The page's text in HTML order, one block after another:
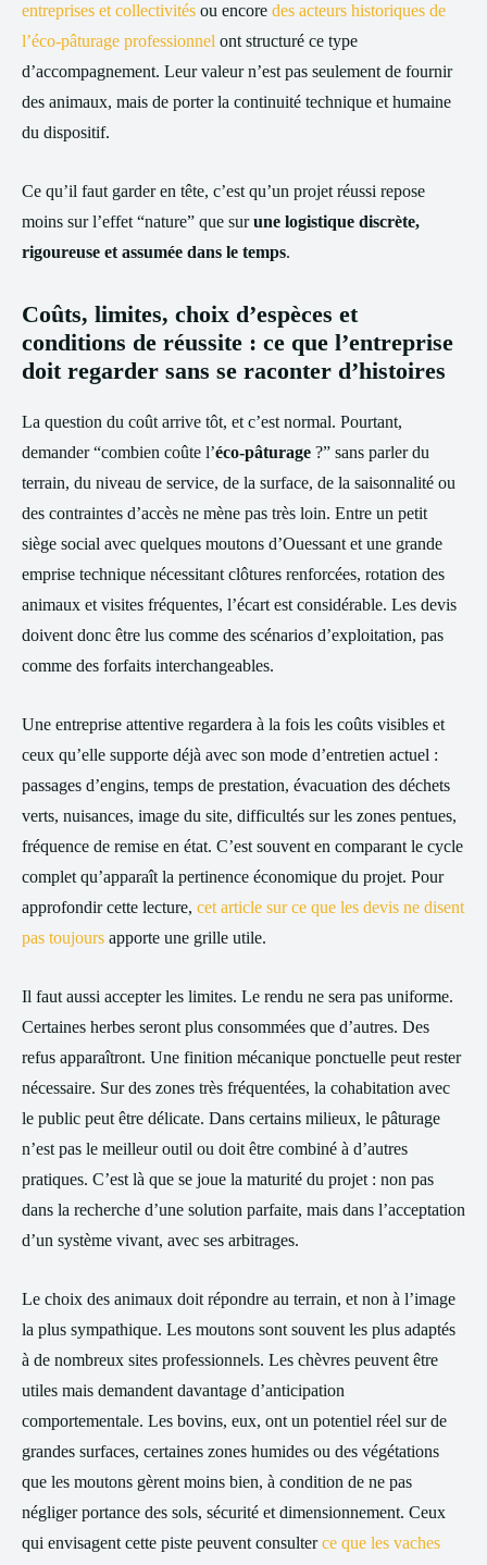
entreprises et collectivités ou encore des acteurs historiques de
l’éco-pâturage professionnel ont structuré ce type
d’accompagnement. Leur valeur n’est pas seulement de fournir
des animaux, mais de porter la continuité technique et humaine
du dispositif.
Ce qu’il faut garder en tête, c’est qu’un projet réussi repose
moins sur l’effet “nature” que surune logistique discrète,
rigoureuse et assumée dans le temps.
Coûts, limites, choix d’espèces et
conditions de réussite : ce que l’entreprise
doit regarder sans se raconter d’histoires
La question du coût arrive tôt, et c’est normal. Pourtant,
demander “combien coûte l’éco-pâturage ?” sans parler du
terrain, du niveau de service, de la surface, de la saisonnalité ou
des contraintes d’accès ne mène pas très loin. Entre un petit
siège social avec quelques moutons d’Ouessant et une grande
emprise technique nécessitant clôtures renforcées, rotation des
animaux et visites fréquentes, l’écart est considérable. Les devis
doivent donc être lus comme des scénarios d’exploitation, pas
comme des forfaits interchangeables.
Une entreprise attentive regardera à la fois les coûts visibles et
ceux qu’elle supporte déjà avec son mode d’entretien actuel :
passages d’engins, temps de prestation, évacuation des déchets
verts, nuisances, image du site, difficultés sur les zones pentues,
fréquence de remise en état. C’est souvent en comparant le cycle
complet qu’apparaît la pertinence économique du projet. Pour
approfondir cette lecture, cet article sur ce que les devis ne disent
pas toujours apporte une grille utile.
Il faut aussi accepter les limites. Le rendu ne sera pas uniforme.
Certaines herbes seront plus consommées que d’autres. Des
refus apparaîtront. Une finition mécanique ponctuelle peut rester
nécessaire. Sur des zones très fréquentées, la cohabitation avec
le public peut être délicate. Dans certains milieux, le pâturage
n’est pas le meilleur outil ou doit être combiné à d’autres
pratiques. C’est là que se joue la maturité du projet : non pas
dans la recherche d’une solution parfaite, mais dans l’acceptation
d’un système vivant, avec ses arbitrages.
Le choix des animaux doit répondre au terrain, et non à l’image
la plus sympathique. Les moutons sont souvent les plus adaptés
à de nombreux sites professionnels. Les chèvres peuvent être
utiles mais demandent davantage d’anticipation
comportementale. Les bovins, eux, ont un potentiel réel sur de
grandes surfaces, certaines zones humides ou des végétations
que les moutons gèrent moins bien, à condition de ne pas
négliger portance des sols, sécurité et dimensionnement. Ceux
qui envisagent cette piste peuvent consulterce que les vaches